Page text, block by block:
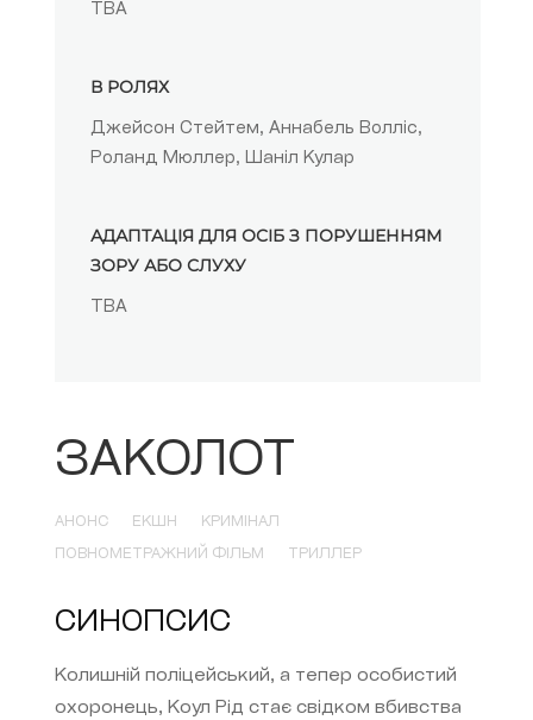
TBA
В РОЛЯХ
Джейсон Стейтем, Аннабель Волліс,
Роланд Мюллер, Шаніл Кулар
АДАПТАЦІЯ ДЛЯ ОСІБ З ПОРУШЕННЯМ
ЗОРУ АБО СЛУХУ
TBA
ЗАКОЛОТ
АНОНС ЕКШН КРИМІНАЛ
ПОВНОМЕТРАЖНИЙ ФІЛЬМ ТРИЛЛЕР
СИНОПСИС
Колишній поліцейський, а тепер особистий
охоронець, Коул Рід стає свідком вбивства